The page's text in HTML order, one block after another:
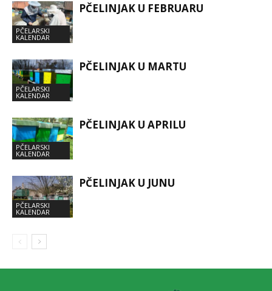
PČELARSKI
KALENDAR
PČELINJAK U FEBRUARU
PČELARSKI
KALENDAR
PČELINJAK U MARTU
PČELARSKI
KALENDAR
PČELINJAK U APRILU
PČELARSKI
KALENDAR
PČELINJAK U JUNU